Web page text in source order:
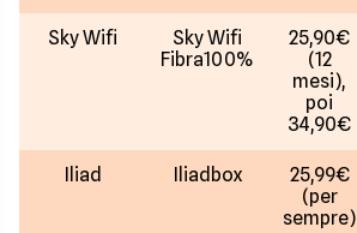
Sky Wifi
Sky Wifi
Fibra100%
25,90€
(12
mesi),
poi
34,90€
Iliad Iliadbox
25,99€
(per
sempre)